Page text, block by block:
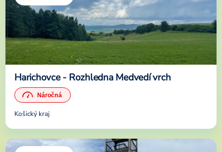
Harichovce - Rozhledna Medvedí vrch
Košický kraj